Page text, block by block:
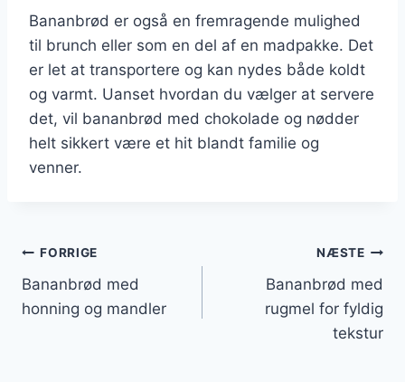
Bananbrød er også en fremragende mulighed
til brunch eller som en del af en madpakke. Det
er let at transportere og kan nydes både koldt
og varmt. Uanset hvordan du vælger at servere
det, vil bananbrød med chokolade og nødder
helt sikkert være et hit blandt familie og
venner.
Indlægsnavigation
FORRIGE
Bananbrød med
honning og mandler
NÆSTE
Bananbrød med
rugmel for fyldig
tekstur